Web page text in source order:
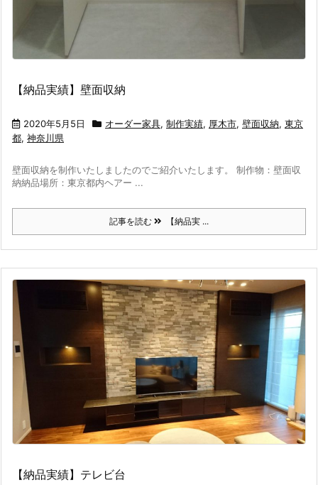
【納品実績】壁面収納
2020年5月5日 オーダー家具, 制作実績, 厚木市, 壁面収納, 東京
都, 神奈川県
壁面収納を制作いたしましたのでご紹介いたします。 制作物：壁面収
納納品場所：東京都内ヘアー ...
記事を読む 【納品実 ...
【納品実績】テレビ台